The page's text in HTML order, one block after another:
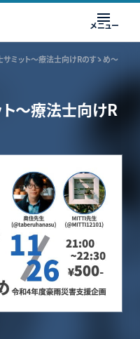
メニュー
ミット〜療法士向けRのすゝめ〜
〜療法士向けR